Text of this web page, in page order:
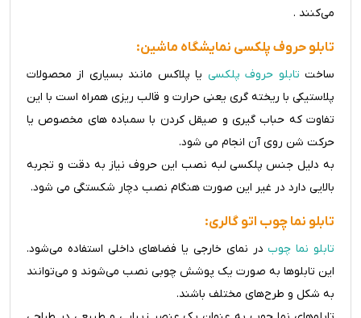
می‌کنند .
تابلو حروف پلکسی نمایشگاه ماشین:
ساخت تابلو حروف پلکسی یا پلاکس مانند بسیاری از محصولات
پلاستیکی با ریخته گری یعنی حرارت و قالب ریزی همراه است با این
تفاوت که حباب گیری و صیقل کردن با سمباده های مخصوص یا
حرکت شن روی آن انجام می شود.
به دلیل جنس پلکسی لبه نصب این حروف نیاز به دقت و تجربه
بالایی دارد در غیر این صورت هنگام نصب دچار شکستگی می شود.
تابلو نما چوب اتو گالری:
تابلو نما چوبدر نمای خارجی یا فضاهای داخلی استفاده می‌شود.
این تابلوها به صورت یک پوشش چوبی نصب می‌شوند و می‌توانند
به شکل و طرح‌های مختلف باشند.